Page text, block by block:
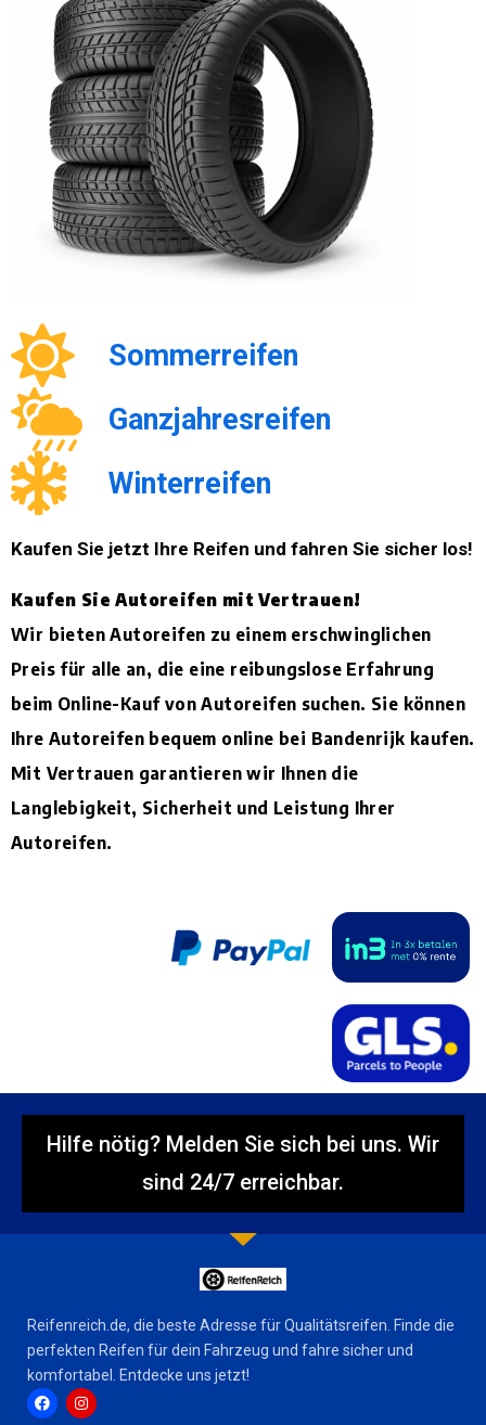
Sommerreifen
Ganzjahresreifen
Winterreifen
Kaufen Sie jetzt Ihre Reifen und fahren Sie sicher los!
Kaufen Sie Autoreifen mit Vertrauen!
Wir bieten Autoreifen zu einem erschwinglichen
Preis für alle an, die eine reibungslose Erfahrung
beim Online-Kauf von Autoreifen suchen. Sie können
Ihre Autoreifen bequem online bei Bandenrijk kaufen.
Mit Vertrauen garantieren wir Ihnen die
Langlebigkeit, Sicherheit und Leistung Ihrer
Autoreifen.
Hilfe nötig? Melden Sie sich bei uns. Wir
sind 24/7 erreichbar.
Reifenreich.de, die beste Adresse für Qualitätsreifen. Finde die
perfekten Reifen für dein Fahrzeug und fahre sicher und
komfortabel. Entdecke uns jetzt!